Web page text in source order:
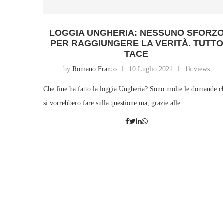
LOGGIA UNGHERIA: NESSUNO
PER RAGGIUNGERE LA VERITÀ. TUTTO
TACE
byRomano Franco 10 Luglio 2021 1k views
Che fine ha fatto la loggia Ungheria? Sono molte le domande
si vorrebbero fare sulla questione ma, grazie alle…